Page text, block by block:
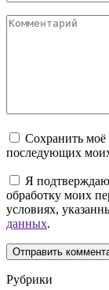
Комментарий
Сохранить моё
последующих
Я
обработку моих
условиях,
данных.
Рубрики